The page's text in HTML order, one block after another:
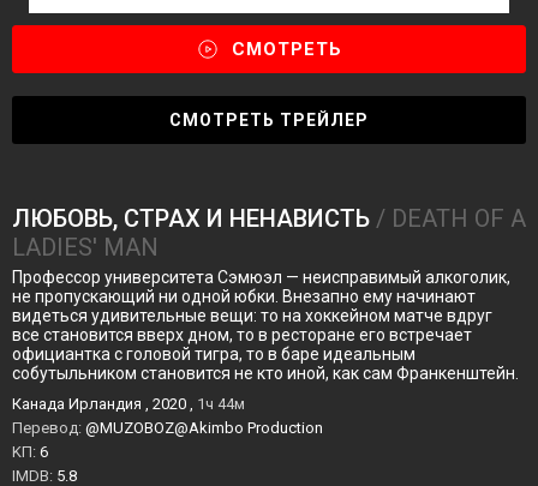
СМОТРЕТЬ
СМОТРЕТЬ ТРЕЙЛЕР
ЛЮБОВЬ, СТРАХ И НЕНАВИСТЬ / DEATH OF A
LADIES' MAN
Профессор университета Сэмюэл — неисправимый алкоголик,
не пропускающий ни одной юбки. Внезапно ему начинают
видеться удивительные вещи: то на хоккейном матче вдруг
все становится вверх дном, то в ресторане его встречает
официантка с головой тигра, то в баре идеальным
собутыльником становится не кто иной, как сам Франкенштейн.
Канада Ирландия , 2020 , 1ч 44м
Перевод: @MUZOBOZ@Akimbo Production
KП: 6
IMDB: 5.8